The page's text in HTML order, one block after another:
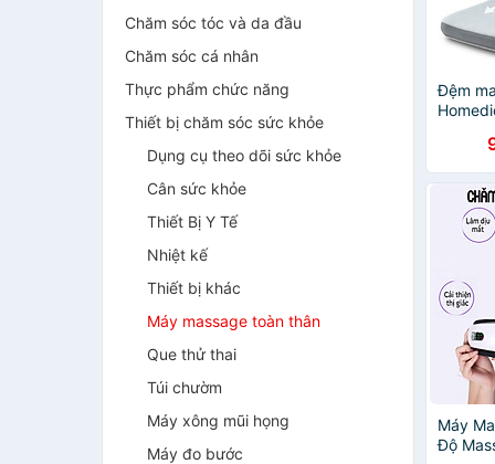
Chăm sóc tóc và da đầu
Chăm sóc cá nhân
Thực phẩm chức năng
Thiết bị chăm sóc sức khỏe
Dụng cụ theo dõi sức khỏe
Cân sức khỏe
Thiết Bị Y Tế
Nhiệt kế
Thiết bị khác
Máy massage toàn thân
Que thử thai
Túi chườm
Máy xông mũi họng
Máy đo bước
Đệm
Máy
Độ